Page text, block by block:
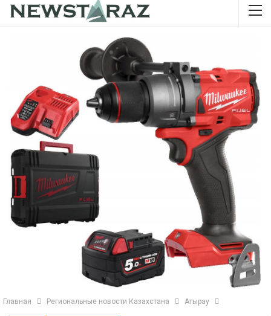
Главная Региональные новости Казахстана Атырау